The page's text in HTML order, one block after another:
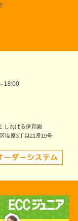
18:00
しおばる保育園
塩原3丁目21番19号